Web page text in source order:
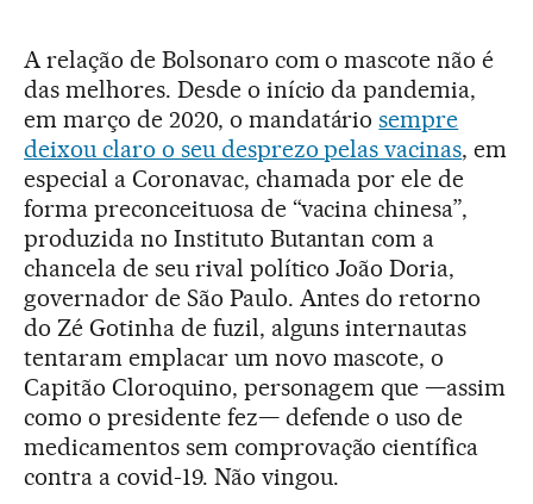
A relação de Bolsonaro com o mascote não é
das melhores. Desde o início da pandemia,
em março de 2020, o mandatáriosempre
deixou claro o seu desprezo pelas vacinas, em
especial a Coronavac, chamada por ele de
forma preconceituosa de “vacina chinesa”,
produzida no Instituto Butantan com a
chancela de seu rival político João Doria,
governador de São Paulo. Antes do retorno
do Zé Gotinha de fuzil, alguns internautas
tentaram emplacar um novo mascote, o
Capitão Cloroquino, personagem que —assim
como o presidente fez— defende o uso de
medicamentos sem comprovação científica
contra a covid-19. Não vingou.